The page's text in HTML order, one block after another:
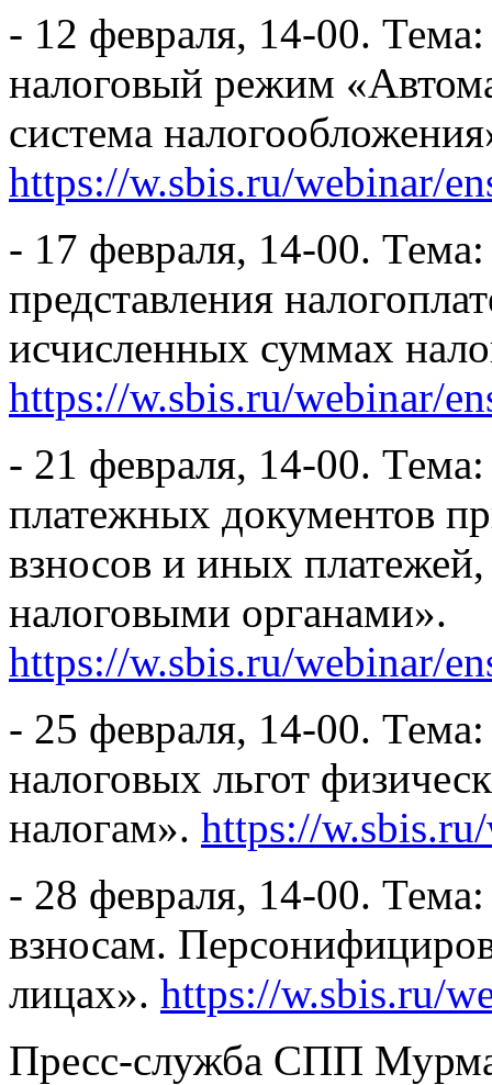
- 12 февраля, 14-00.
налоговый режим
система
https://w.sbis.ru/webinar/
- 17 февраля, 14-00.
представления
исчисленных суммах
https://w.sbis.ru/webinar/
- 21 февраля, 14-00.
платежных документов
взносов и иных
налоговыми органами».
https://w.sbis.ru/webinar/
- 25 февраля, 14-00.
налоговых льгот
налогам». https://
- 28 февраля, 14-00.
взносам.
лицах». https://w.sbis.ru/
Пресс-служба СПП